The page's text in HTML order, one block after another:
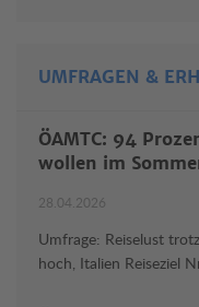
UMFRAGEN &
ÖAMTC: 94
wollen im
28.04.2026
Umfrage: Reiselust
hoch, Italien Reiseziel